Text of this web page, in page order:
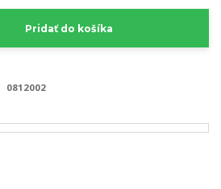
Pridať do košíka
0812002